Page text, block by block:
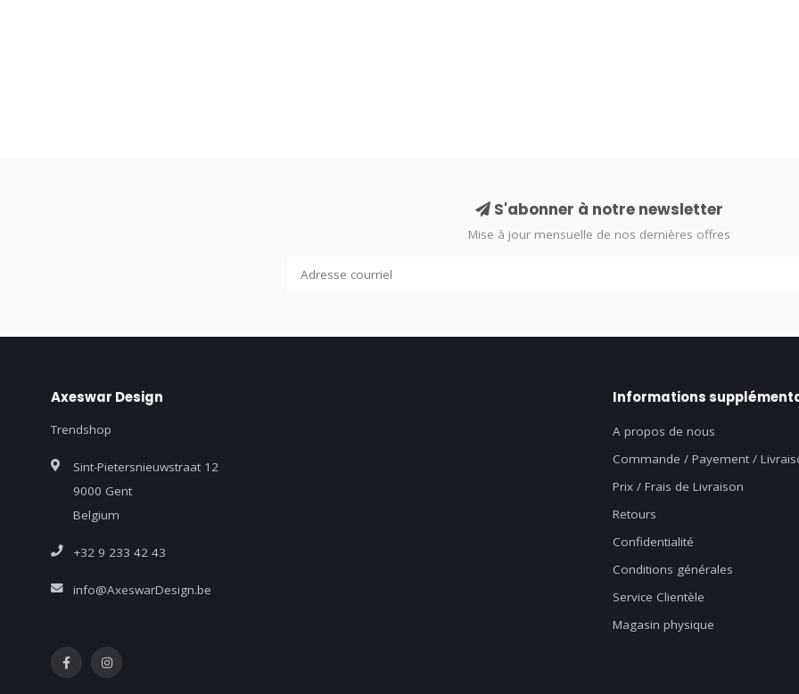
S'abonner à notre newsletter
Mise à jour mensuelle de nos dernières offres
Axeswar Design
Trendshop
Sint-Pietersnieuwstraat 12
9000 Gent
Belgium
+32 9 233 42 43
info@AxeswarDesign.be
Informations
A propos de nous
Commande / Payement /
Prix / Frais de Livraison
Retours
Confidentialité
Conditions générales
Service Clientèle
Magasin physique